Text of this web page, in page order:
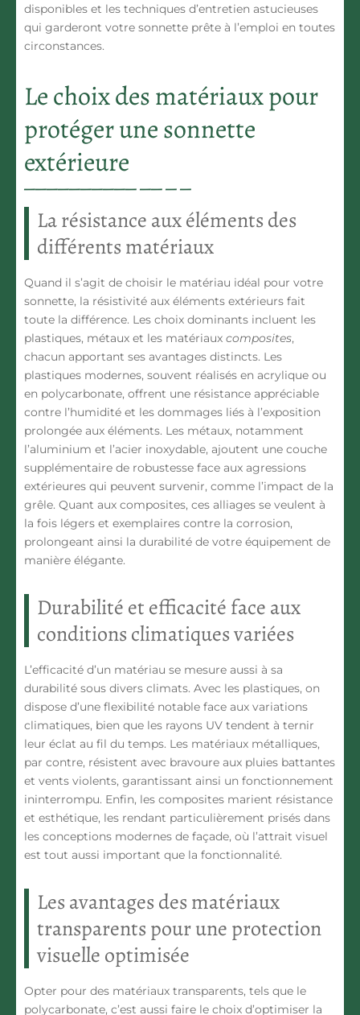
disponibles et les techniques d’entretien astucieuses
qui garderont votre sonnette prête à l’emploi en toutes
circonstances.
Le choix des matériaux pour
protéger une sonnette
extérieure
La résistance aux éléments des
différents matériaux
Quand il s’agit de choisir le matériau idéal pour votre
sonnette, la résistivité aux éléments extérieurs fait
toute la différence. Les choix dominants incluent les
plastiques, métaux et les matériaux composites,
chacun apportant ses avantages distincts. Les
plastiques modernes, souvent réalisés en acrylique ou
en polycarbonate, offrent une résistance appréciable
contre l’humidité et les dommages liés à l’exposition
prolongée aux éléments. Les métaux, notamment
l’aluminium et l’acier inoxydable, ajoutent une couche
supplémentaire de robustesse face aux agressions
extérieures qui peuvent survenir, comme l’impact de la
grêle. Quant aux composites, ces alliages se veulent à
la fois légers et exemplaires contre la corrosion,
prolongeant ainsi la durabilité de votre équipement de
manière élégante.
Durabilité et efficacité face aux
conditions climatiques variées
L’efficacité d’un matériau se mesure aussi à sa
durabilité sous divers climats. Avec les plastiques, on
dispose d’une flexibilité notable face aux variations
climatiques, bien que les rayons UV tendent à ternir
leur éclat au fil du temps. Les matériaux métalliques,
par contre, résistent avec bravoure aux pluies battantes
et vents violents, garantissant ainsi un fonctionnement
ininterrompu. Enfin, les composites marient résistance
et esthétique, les rendant particulièrement prisés dans
les conceptions modernes de façade, où l’attrait visuel
est tout aussi important que la fonctionnalité.
Les avantages des matériaux
transparents pour une protection
visuelle optimisée
Opter pour des matériaux transparents, tels que le
polycarbonate, c’est aussi faire le choix d’optimiser la